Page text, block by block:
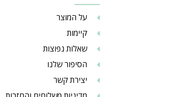
על המוצר
קיימות
שאלות נפוצות
הסיפור שלנו
יצירת קשר